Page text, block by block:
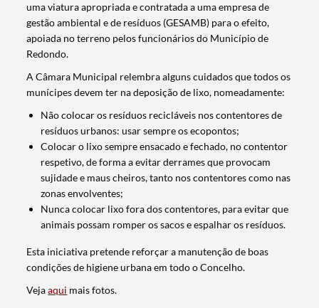
uma viatura apropriada e contratada a uma empresa de
gestão ambiental e de resíduos (GESAMB) para o efeito,
apoiada no terreno pelos funcionários do Município de
Redondo.
A Câmara Municipal relembra alguns cuidados que todos os
munícipes devem ter na deposição de lixo, nomeadamente:
Não colocar os resíduos recicláveis nos contentores de
resíduos urbanos: usar sempre os ecopontos;
Colocar o lixo sempre ensacado e fechado, no contentor
respetivo, de forma a evitar derrames que provocam
sujidade e maus cheiros, tanto nos contentores como nas
zonas envolventes;
Nunca colocar lixo fora dos contentores, para evitar que
animais possam romper os sacos e espalhar os resíduos.
Esta iniciativa pretende reforçar a manutenção de boas
condições de higiene urbana em todo o Concelho.
Vejaaqui mais fotos.